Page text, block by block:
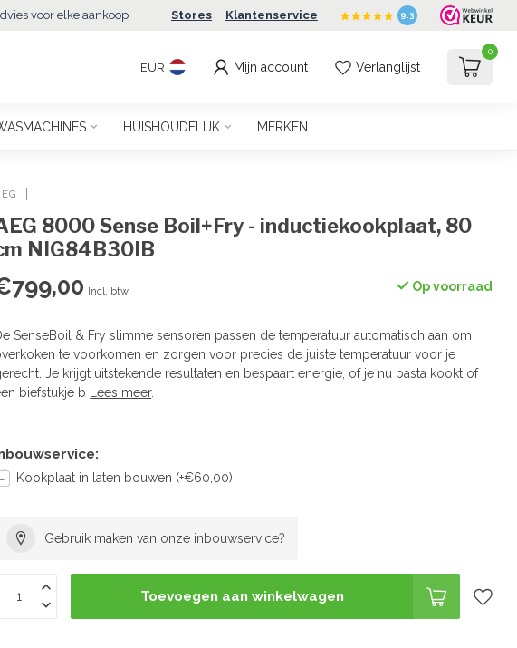
voor elke aankoop Stores Klantenservice 9.3
EUR Mijn account Verlanglijst
0
HUISHOUDELIJK MERKEN
8000 Sense Boil+Fry - inductiekookplaat, 80
NIG84B30IB
Incl. btw Op voorraad
SenseBoil & Fry slimme sensoren passen de temperatuur automatisch aan om
te voorkomen en zorgen voor precies de juiste temperatuur voor je
Je krijgt uitstekende resultaten en bespaart energie, of je nu pasta kookt of
biefstukje b
Lees meer.
Kookplaat in laten bouwen (+€60,00)
Gebruik maken van onze inbouwservice?
Toevoegen aan winkelwagen